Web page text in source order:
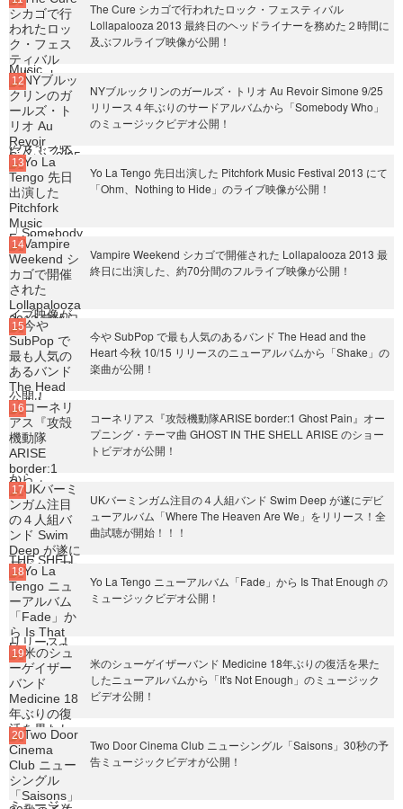
The Cure シカゴで行われたロック・フェスティバル
Lollapalooza 2013 最終日のヘッドライナーを務めた２時間に
及ぶフルライブ映像が公開！
NYブルックリンのガールズ・トリオ Au Revoir Simone 9/25
リリース４年ぶりのサードアルバムから「Somebody Who」
のミュージックビデオ公開！
Yo La Tengo 先日出演した Pitchfork Music Festival 2013 にて
「Ohm、Nothing to Hide」のライブ映像が公開！
Vampire Weekend シカゴで開催された Lollapalooza 2013 最
終日に出演した、約70分間のフルライブ映像が公開！
今や SubPop で最も人気のあるバンド The Head and the
Heart 今秋 10/15 リリースのニューアルバムから「Shake」の
楽曲が公開！
コーネリアス『攻殻機動隊ARISE border:1 Ghost Pain』オー
プニング・テーマ曲 GHOST IN THE SHELL ARISE のショー
トビデオが公開！
UKバーミンガム注目の４人組バンド Swim Deep が遂にデビ
ューアルバム「Where The Heaven Are We」をリリース！全
曲試聴が開始！！！
Yo La Tengo ニューアルバム「Fade」から Is That Enough の
ミュージックビデオ公開！
米のシューゲイザーバンド Medicine 18年ぶりの復活を果た
したニューアルバムから「It's Not Enough」のミュージック
ビデオ公開！
Two Door Cinema Club ニューシングル「Saisons」30秒の予
告ミュージックビデオが公開！